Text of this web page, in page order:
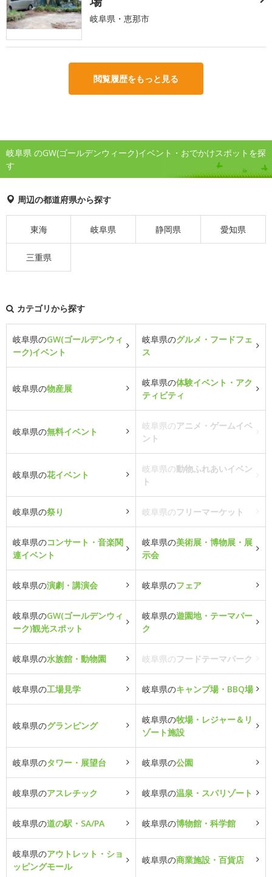
岐阜県・恵那市
閲覧履歴をもっと見る
岐阜県 のGW(ゴールデンウィーク)イベント・おでかけスポットを探
す
周辺の都道府県から探す
東海 岐阜県 静岡県 愛知県
三重県
カテゴリから探す
岐阜県のGW(ゴールデンウィ
ーク)イベント
岐阜県のグルメ・フードフェ
ス
岐阜県の物産展
岐阜県の体験イベント・アク
ティビティ
岐阜県の無料イベント
岐阜県のアニメ・ゲームイベ
ント
岐阜県の花イベント
岐阜県の動物ふれあいイベン
ト
岐阜県の祭り 岐阜県のフリーマーケット
岐阜県のコンサート・音楽関
連イベント
岐阜県の美術展・博物展・展
示会
岐阜県の演劇・講演会 岐阜県のフェア
岐阜県のGW(ゴールデンウィ
ーク)観光スポット
岐阜県の遊園地・テーマパー
ク
岐阜県の水族館・動物園 岐阜県のフードテーマパーク
岐阜県の工場見学 岐阜県のキャンプ場・BBQ場
岐阜県のグランピング
岐阜県の牧場・レジャー＆リ
ゾート施設
岐阜県のタワー・展望台 岐阜県の公園
岐阜県のアスレチック 岐阜県の温泉・スパリゾート
岐阜県の道の駅・SA/PA 岐阜県の博物館・科学館
岐阜県のアウトレット・ショ
ッピングモール
岐阜県の商業施設・百貨店